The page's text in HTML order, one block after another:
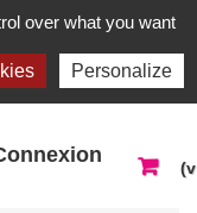
nous
over what you want
Personalize